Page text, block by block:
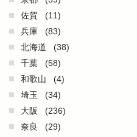
佐賀
(11)
兵庫
(83)
北海道
(38)
千葉
(58)
和歌山
(4)
埼玉
(34)
大阪
(236)
奈良
(29)